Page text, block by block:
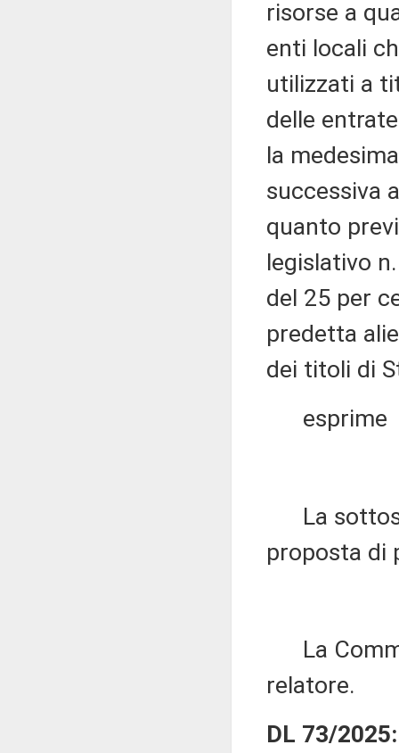
risorse a
enti locali
utilizzati a
delle
la
successiva
quanto
legislativo
del 25 per
predetta
dei titoli di
esprime
La
proposta di
La
relatore.
DL 73/